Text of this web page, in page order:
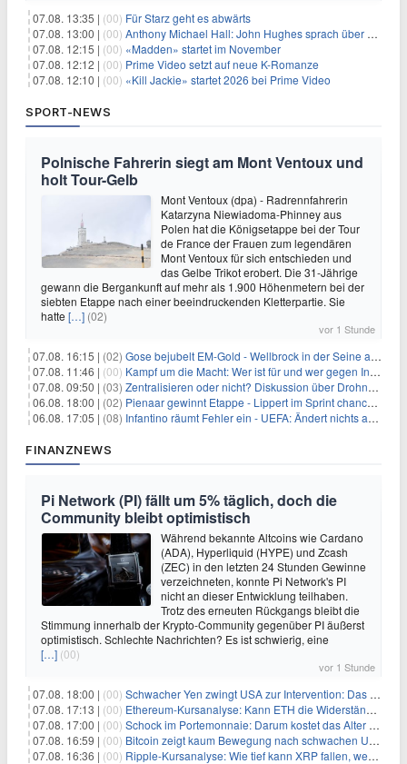
07.08. 13:35 | (00) Für Starz geht es abwärts
07.08. 13:00 | (00) Anthony Michael Hall: John Hughes sprach über eine Fortsetzung von 'The Breakfast Club'
07.08. 12:15 | (00) «Madden» startet im November
07.08. 12:12 | (00) Prime Video setzt auf neue K-Romanze
07.08. 12:10 | (00) «Kill Jackie» startet 2026 bei Prime Video
SPORT-NEWS
Polnische Fahrerin siegt am Mont Ventoux und
holt Tour-Gelb
Mont Ventoux (dpa) - Radrennfahrerin
Katarzyna Niewiadoma-Phinney aus
Polen hat die Königsetappe bei der Tour
de France der Frauen zum legendären
Mont Ventoux für sich entschieden und
das Gelbe Trikot erobert. Die 31-Jährige
gewann die Bergankunft auf mehr als 1.900 Höhenmetern bei der
siebten Etappe nach einer beeindruckenden Kletterpartie. Sie
hatte […] (02)
vor 1 Stunde
07.08. 16:15 | (02) Gose bejubelt EM-Gold - Wellbrock in der Seine ausgebremst
07.08. 11:46 | (00) Kampf um die Macht: Wer ist für und wer gegen Infantino?
07.08. 09:50 | (03) Zentralisieren oder nicht? Diskussion über Drohnenabwehr
06.08. 18:00 | (02) Pienaar gewinnt Etappe - Lippert im Sprint chancenlos
06.08. 17:05 | (08) Infantino räumt Fehler ein - UEFA: Ändert nichts an Boykott
FINANZNEWS
Pi Network (PI) fällt um 5% täglich, doch die
Community bleibt optimistisch
Während bekannte Altcoins wie Cardano
(ADA), Hyperliquid (HYPE) und Zcash
(ZEC) in den letzten 24 Stunden Gewinne
verzeichneten, konnte Pi Network's PI
nicht an dieser Entwicklung teilhaben.
Trotz des erneuten Rückgangs bleibt die
Stimmung innerhalb der Krypto-Community gegenüber PI äußerst
optimistisch. Schlechte Nachrichten? Es ist schwierig, eine
[…] (00)
vor 1 Stunde
07.08. 18:00 | (00) Schwacher Yen zwingt USA zur Intervention: Das größte Risiko seit 15 Jahren
07.08. 17:13 | (00) Ethereum-Kursanalyse: Kann ETH die Widerstände der gleitenden Durchschnitte überwinden?
07.08. 17:00 | (00) Schock im Portemonnaie: Darum kostet das Alter deutlich mehr als Sie denken
07.08. 16:59 | (00) Bitcoin zeigt kaum Bewegung nach schwachen US-Arbeitsmarktdaten, Fed-Zinserhöhungschancen sinken auf 44%
07.08. 16:36 | (00) Ripple-Kursanalyse: Wie tief kann XRP fallen, wenn die $1-Unterstützung am Wochenende verloren geht?